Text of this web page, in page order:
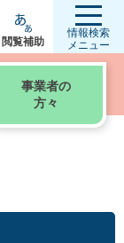
閲覧補助
情報検索
メニュー
事業者の
方々